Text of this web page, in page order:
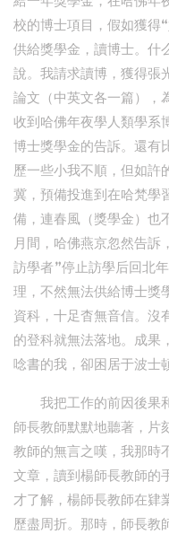
校的博士項目，假如獲得
供給獎學金，讀博士。什
說。我請求讀博，獲得張
論文（中英文各一篇），
收到哈佛年夜學人類學系
博士獎學金的告訴。還有
歷一些小我不順，但如許
冀，預備投進到在哈梵學
備，連春風（獎學金）也
月間，哈佛燕京忽然告訴
訪學者”停止訪學后回北
理，不然無法供給博士獎
資科，十足杳無音信。沒
的登科就無法落地。成果
唸書的我，卻困居于波士
我把工作的前因後果
師長教師默默地聽著，片
教師的無言之嘆，我那時
文章，讀到楊師長教師的
才了解，楊師長教師在肄
歷盡周折。那時，師長教